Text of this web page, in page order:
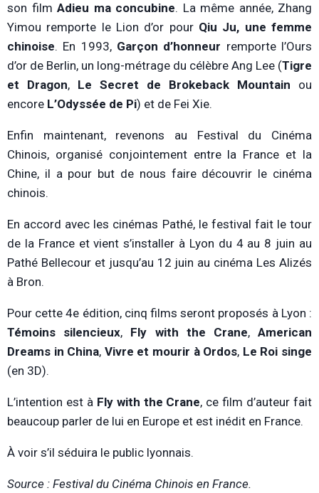
son film Adieu ma concubine. La même année, Zhang
Yimou remporte le Lion d’or pour Qiu Ju, une femme
chinoise. En 1993, Garçon d’honneur remporte l’Ours
d’or de Berlin, un long-métrage du célèbre Ang Lee (Tigre
et Dragon, Le Secret de Brokeback Mountain ou
encore L’Odyssée de Pi) et de Fei Xie.
Enfin maintenant, revenons au Festival du Cinéma
Chinois, organisé conjointement entre la France et la
Chine, il a pour but de nous faire découvrir le cinéma
chinois.
En accord avec les cinémas Pathé, le festival fait le tour
de la France et vient s’installer à Lyon du 4 au 8 juin au
Pathé Bellecour et jusqu’au 12 juin au cinéma Les Alizés
à Bron.
Pour cette 4e édition, cinq films seront proposés à Lyon :
Témoins silencieux, Fly with the Crane,American
Dreams in China, Vivre et mourir à Ordos, Le Roi singe
(en 3D).
L’intention est à Fly with the Crane, ce film d’auteur fait
beaucoup parler de lui en Europe et est inédit en France.
À voir s’il séduira le public lyonnais.
Source : Festival du Cinéma Chinois en France.